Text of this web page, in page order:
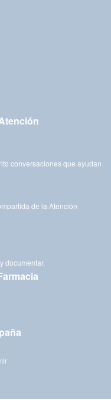
conversaciones que ayudan
de la Atención
documentar.